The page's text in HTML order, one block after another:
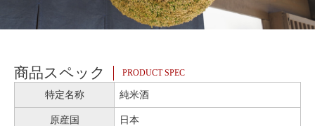
商品スペック PRODUCT SPEC
特定名称 純米酒
原産国 日本